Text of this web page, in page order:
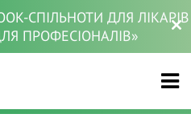
СПІЛЬНОТИ ДЛЯ ЛІКАРІВ
ПРОФЕСІОНАЛІВ»